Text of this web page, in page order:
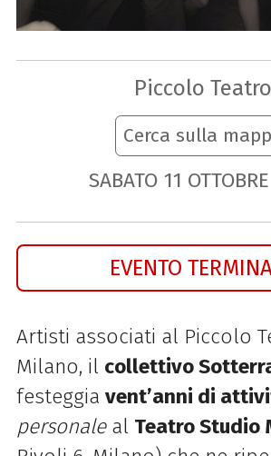
Piccolo Teatro
Cerca sulla
SABATO 11 OTTOBRE
EVENTO
Artisti associati al Piccolo
Milano, il collettivo
festeggia vent’anni di
personaleal Teatro Studio